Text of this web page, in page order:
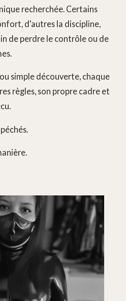
recherchée. Certains
d'autres la discipline,
de perdre le contrôle ou de
simple découverte, chaque
règles, son propre cadre et